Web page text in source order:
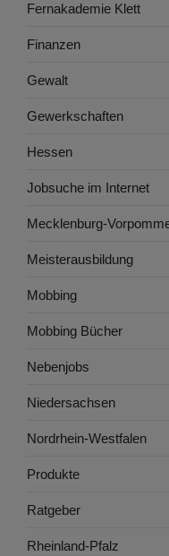
Fernakademie Klett
Finanzen
Gewalt
Gewerkschaften
Hessen
Jobsuche im Internet
Mecklenburg-
Meisterausbildung
Mobbing
Mobbing Bücher
Nebenjobs
Niedersachsen
Nordrhein-Westfalen
Produkte
Ratgeber
Rheinland-Pfalz